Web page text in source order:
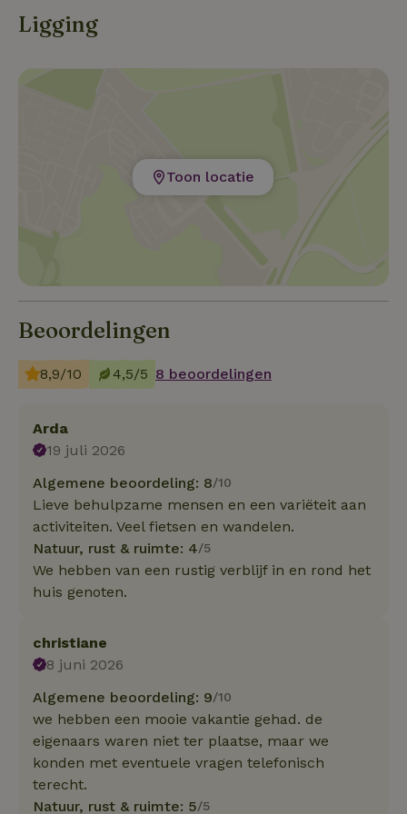
Gueret? Terrasje pakken in Montlucon? En je kan
Ligging
Toon locatie
Beoordelingen
8,9/10 4,5/5 8 beoordelingen
Arda
19 juli 2026
Algemene beoordeling: 8/10
Lieve behulpzame mensen en een variëteit aan
activiteiten. Veel fietsen en wandelen.
Natuur, rust & ruimte: 4/5
We hebben van een rustig verblijf in en rond het
huis genoten.
christiane
8 juni 2026
Algemene beoordeling: 9/10
we hebben een mooie vakantie gehad. de
eigenaars waren niet ter plaatse, maar we
konden met eventuele vragen telefonisch
terecht.
Natuur, rust & ruimte: 5/5